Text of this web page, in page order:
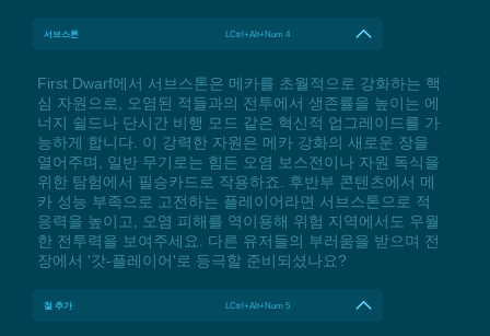
서브스톤 LCtrl+Alt+Num 4
First Dwarf에서 서브스톤은 메카를 초월적으로 강화하는 핵
심 자원으로, 오염된 적들과의 전투에서 생존률을 높이는 에
너지 쉴드나 단시간 비행 모드 같은 혁신적 업그레이드를 가
능하게 합니다. 이 강력한 자원은 메카 강화의 새로운 장을
열어주며, 일반 무기로는 힘든 오염 보스전이나 자원 독식을
위한 탐험에서 필승카드로 작용하죠. 후반부 콘텐츠에서 메
카 성능 부족으로 고전하는 플레이어라면 서브스톤으로 적
응력을 높이고, 오염 피해를 역이용해 위험 지역에서도 우월
한 전투력을 보여주세요. 다른 유저들의 부러움을 받으며 전
장에서 '갓-플레이어'로 등극할 준비되셨나요?
철 추가 LCtrl+Alt+Num 5